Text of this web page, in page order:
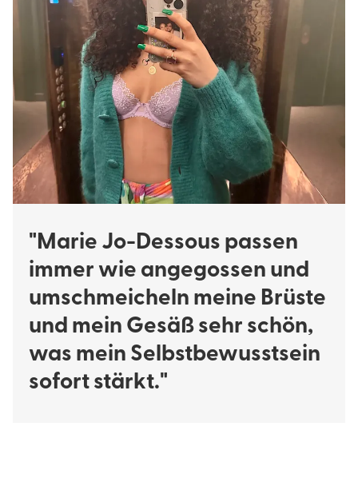
"Marie Jo-Dessous passen
immer wie angegossen und
umschmeicheln meine Brüste
und mein Gesäß sehr schön,
was mein Selbstbewusstsein
sofort stärkt."